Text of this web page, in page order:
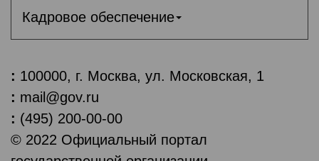
Кадровое обеспечение
: 100000, г. Москва, ул. Московская, 1
: mail@gov.ru
: (495) 200-00-00
© 2022 Официальный портал